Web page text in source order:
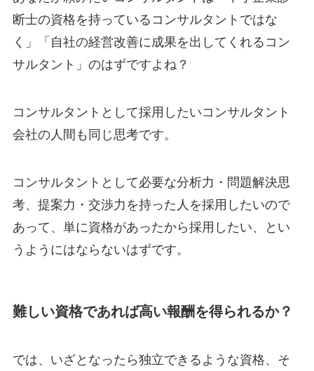
断士の資格を持っているコンサルタントではな
く」「自社の経営改善に成果を出してくれるコン
サルタント」のはずですよね？
コンサルタントとして採用したいコンサルタント
会社の人間も同じ思考です。
コンサルタントとして必要な分析力・問題解決思
考、提案力・交渉力を持った人を採用したいので
あって、単に資格があったから採用したい、とい
うようにはならないはずです。
難しい資格であれば高い報酬を得られるか？
では、いざとなったら独立できるような資格、そ